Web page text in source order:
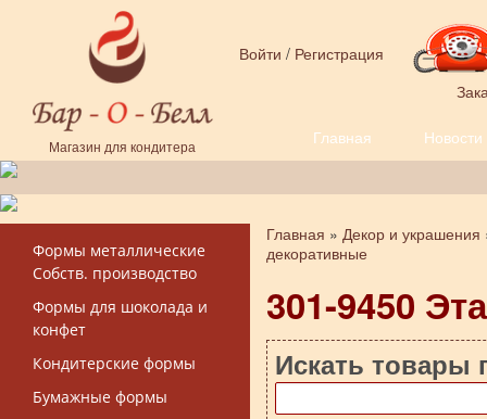
Перейти к основному содержанию
Магазин для кондитера
Войти / Регистрация
Главная Новости
Форма поиска
Формы металлические
Собств. производство
Формы для шоколада и
конфет
Кондитерские формы
Бумажные формы
Вы здесь
Главная » Декор и украшения
декоративные
301-9450
Искать товары